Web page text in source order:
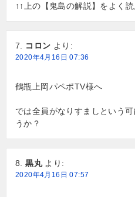
↑↑上の【鬼島の解説】をよく読
コロン より:
2020年4月16日 07:36
鶴瓶上岡パペポTV様へ
では全員がなりすましという
うか？
黒丸 より:
2020年4月16日 07:57